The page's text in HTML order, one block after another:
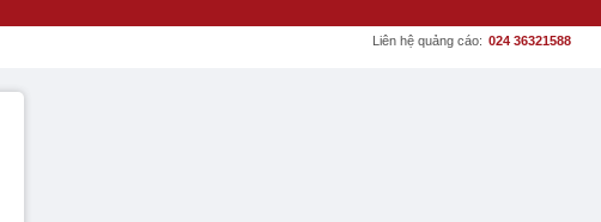
Liên hệ quảng cáo: 024 36321588